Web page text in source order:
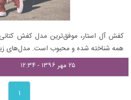
کفش آل استار، موفق‌ترین مدل کفش
همه شناخته شده و محبوب است. مدل‌های
۲۵ مهر ۱۳۹۶ - ۱۲:۳۴
۱